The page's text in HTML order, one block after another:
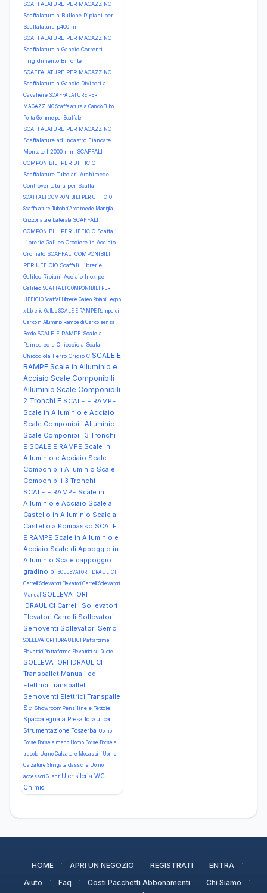
SCAFFALATURE PER MAGAZZINO
Scaffalatura a Bullone Ripiani per
Scaffalatura p400mm
SCAFFALATURE PER MAGAZZINO
Scaffalatura a Gancio Correnti
Irrigidimento Bifronte
SCAFFALATURE PER MAGAZZINO
Scaffalatura a Gancio Divisori a
Cavaliere SCAFFALATURE PER
MAGAZZINO Scaffalatura a Gancio Tubo
Porta Gomme per Scaffale
SCAFFALATURE PER MAGAZZINO
Scaffalature ad Incastro Fiancate
Montate h2000 mm SCAFFALI
COMPONIBILI PER UFFICIO
Scaffalature Tubolari Archimede
Controventatura per Scaffali
SCAFFALI COMPONIBILI PER UFFICIO
Scaffalature Tubolari Archimede Maniglia
Orizzonatale Laterale SCAFFALI
COMPONIBILI PER UFFICIO Scaffali
Librerie Galileo Crociere in Acciaio
Cromato SCAFFALI COMPONIBILI
PER UFFICIO Scaffali Librerie
Galileo Ripiani Acciaio Inox per
Galileo SCAFFALI COMPONIBILI PER
UFFICIO Scaffali Librerie Galileo Ripiani Legno
x Librerie Galileo SCALE E RAMPE Rampe di
Carico in Alluminio Rampe di Carico senza
Bordo SCALE E RAMPE Scale a
Rampa ed a Chiocciola Scala
Chiocciola Ferro Grigio C SCALE E
RAMPE Scale in Alluminio e
Acciaio Scale Componibili
Alluminio Scale Componibili
2 Tronchi E SCALE E RAMPE
Scale in Alluminio e Acciaio
Scale Componibili Alluminio
Scale Componibili 3 Tronchi
E SCALE E RAMPE Scale in
Alluminio e Acciaio Scale
Componibili Alluminio Scale
Componibili 3 Tronchi I
SCALE E RAMPE Scale in
Alluminio e Acciaio Scale a
Castello in Alluminio Scale a
Castello a Kompasso SCALE
E RAMPE Scale in Alluminio e
Acciaio Scale di Appoggio in
Alluminio Scale dappoggio
gradino pi SOLLEVATORI IDRAULICI
Carrelli Sollevatori Elevatori Carrelli Sollevatori
Manuali SOLLEVATORI
IDRAULICI Carrelli Sollevatori
Elevatori Carrelli Sollevatori
Semoventi Sollevatori Semo
SOLLEVATORI IDRAULICI Piattaforme
Elevatrici Piattaforme Elevatrici su Ruote
SOLLEVATORI IDRAULICI
Transpallet Manuali ed
Elettrici Transpallet
Semoventi Elettrici Transpalle
Se ShowroomPensiline e Tettoie
Spaccalegna a Presa Idraulica
Strumentazione Tosaerba Uomo
Borse Borse a mano Uomo Borse Borse a
tracolla Uomo Calzature Mocassini Uomo
Calzature Stringate classiche Uomo
accessori Guanti Utensileria WC
Chimici
HOME · APRI UN NEGOZIO · REGISTRATI · ENTRA ·
Aiuto · Faq · Costi Pacchetti Abbonamenti · Chi Siamo
·